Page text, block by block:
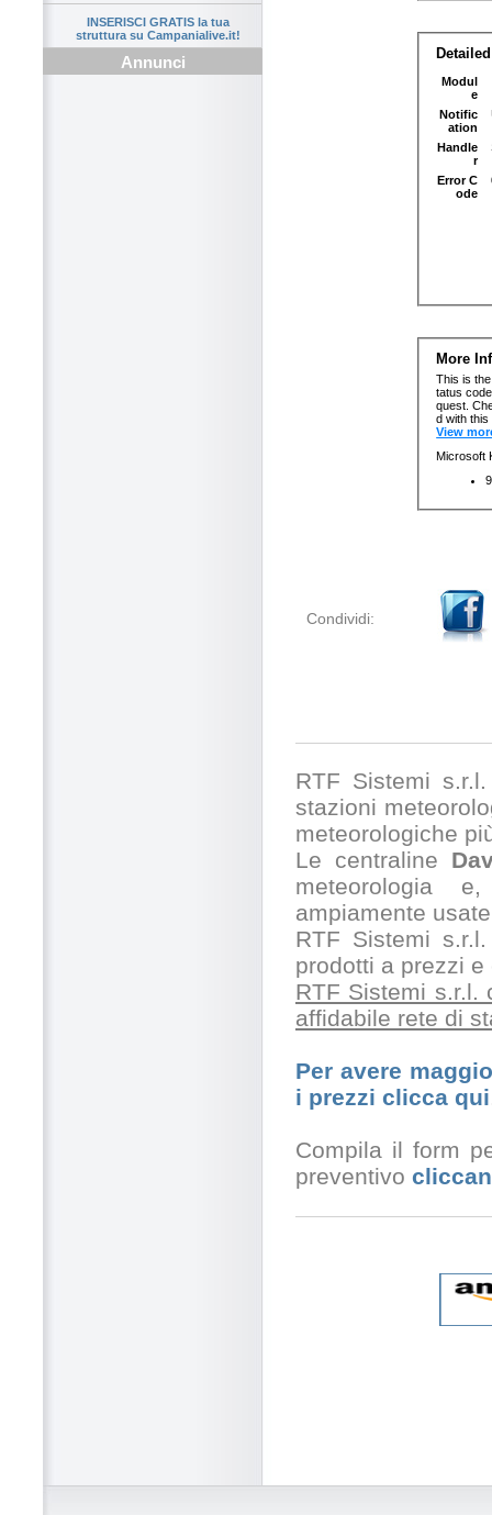
INSERISCI GRATIS la tua
struttura su Campanialive.it!
Annunci
Condividi:
RTF Sistemi
stazioni
meteorologiche
Le centraline
meteorologia
ampiamente
RTF Sistemi
prodotti a prezzi
RTF Sistemi s.r.l.
affidabile rete di
Per avere
i prezzi clicca qui
Compila il form
preventivo